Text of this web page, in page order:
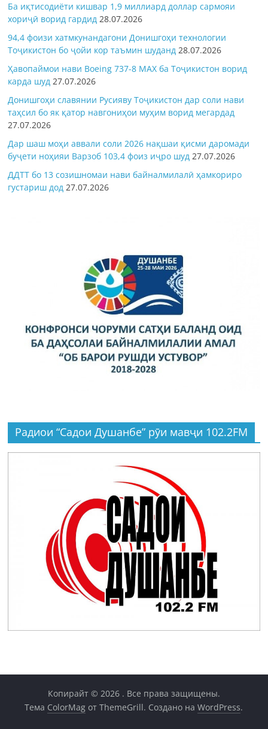
Ба иқтисодиёти кишвар 1,9 миллиард доллар сармояи
хориҷӣ ворид гардид 28.07.2026
94,4 фоизи хатмкунандагони Донишгоҳи технологии
Тоҷикистон бо ҷойи кор таъмин шуданд 28.07.2026
Ҳавопаймои нави Boeing 737-8 MAX ба Тоҷикистон ворид
карда шуд 27.07.2026
Донишгоҳи славянии Русияву Тоҷикистон дар соли нави
таҳсил бо як қатор навгониҳои муҳим ворид мегардад
27.07.2026
Дар шаш моҳи аввали соли 2026 нақшаи қисми даромади
буҷети ноҳияи Варзоб 103,4 фоиз иҷро шуд 27.07.2026
ДДТТ бо 13 созишномаи нави байналмилалӣ ҳамкориро
густариш дод 27.07.2026
Радиои “Садои Душанбе” рӯи мавҷи 102.2FM
Копирайт © 2026 . Все права защищены.
Тема ColorMag от ThemeGrill. Создано наWordPress.